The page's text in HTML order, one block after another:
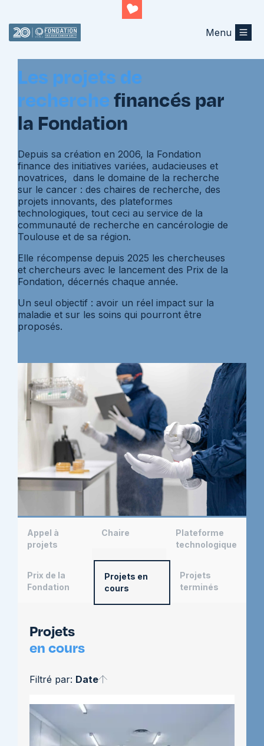
Menu
Les projets de
recherchefinancés par
la Fondation
Depuis sa création en 2006, la Fondation
finance des initiatives variées, audacieuses et
novatrices, dans le domaine de la recherche
sur le cancer : des chaires de recherche, des
projets innovants, des plateformes
technologiques, tout ceci au service de la
communauté de recherche en cancérologie de
Toulouse et de sa région.
Elle récompense depuis 2025 les chercheuses
et chercheurs avec le lancement des Prix de la
Fondation, décernés chaque année.
Un seul objectif : avoir un réel impact sur la
maladie et sur les soins qui pourront être
proposés.
Appel à
projets
Chaire
Plateforme
technologique
Prix de la
Fondation
Projets en
cours
Projets
terminés
Projets
en cours
Filtré par: Date